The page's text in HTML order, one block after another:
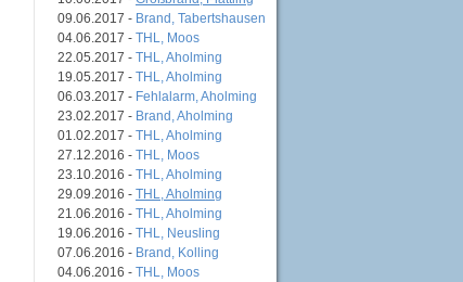
09.06.2017 - Brand, Tabertshausen
04.06.2017 - THL, Moos
22.05.2017 - THL, Aholming
19.05.2017 - THL, Aholming
06.03.2017 - Fehlalarm, Aholming
23.02.2017 - Brand, Aholming
01.02.2017 - THL, Aholming
27.12.2016 - THL, Moos
23.10.2016 - THL, Aholming
29.09.2016 - THL, Aholming
21.06.2016 - THL, Aholming
19.06.2016 - THL, Neusling
07.06.2016 - Brand, Kolling
04.06.2016 - THL, Moos